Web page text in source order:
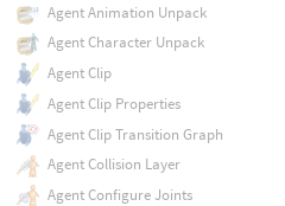
Agent Animation Unpack
Agent Character Unpack
Agent Clip
Agent Clip Properties
Agent Clip Transition Graph
Agent Collision Layer
Agent Configure Joints